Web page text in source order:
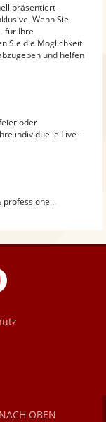
präsentiert -
Wenn Sie
für Ihre
Sie die Möglichkeit
und helfen
oder
individuelle Live-
professionell.
eventpeppers
NACH OBEN